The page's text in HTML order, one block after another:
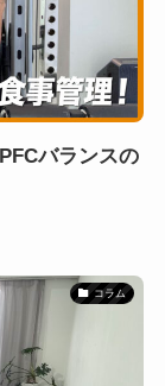
バランスの
コラム